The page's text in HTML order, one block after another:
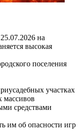
на
высокая
поселения
участках
массивов
средствами
им об опасности игр